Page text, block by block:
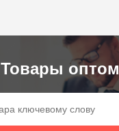
Товары оптом